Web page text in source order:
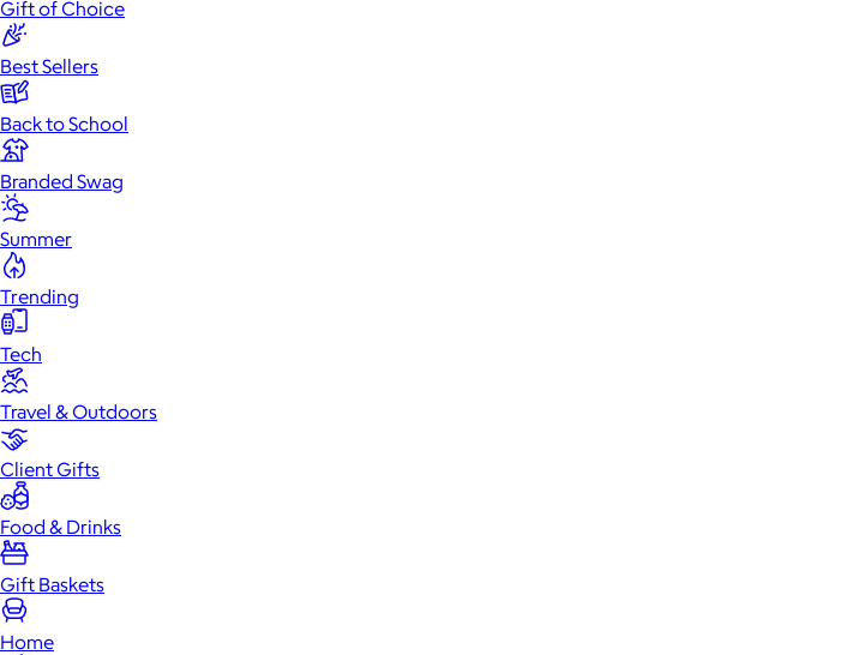
Gift of Choice
Best Sellers
Back to School
Branded Swag
Summer
Trending
Tech
Travel & Outdoors
Client Gifts
Food & Drinks
Gift Baskets
Home